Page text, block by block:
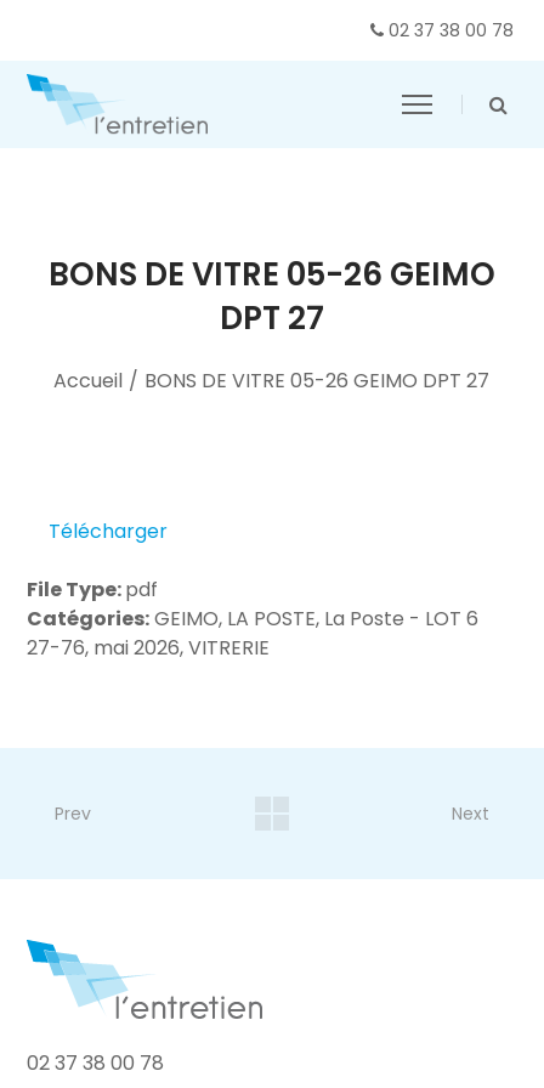
02 37 38 00 78
BONS DE VITRE 05-26 GEIMO
DPT 27
Accueil / BONS DE VITRE 05-26 GEIMO DPT 27
Télécharger
File Type:pdf
Catégories:GEIMO, LA POSTE, La Poste - LOT 6
27-76, mai 2026, VITRERIE
Prev Next
02 37 38 00 78